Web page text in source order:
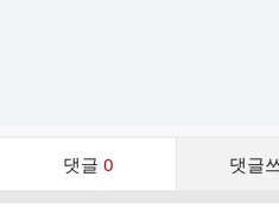
댓글 0 댓글
댓